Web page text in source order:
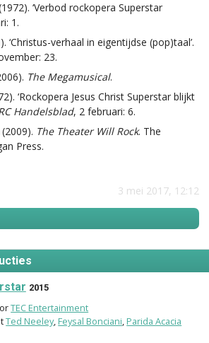
‘Verbod rockopera Superstar
1.
‘Christus-verhaal in eigentijdse (pop)taal’.
23.
The Megamusical.
‘Rockopera Jesus Christ Superstar blijkt
Handelsblad, 2 februari: 6.
The Theater Will Rock. The
Press.
3 mei 2017, 12:12
2015
TEC Entertainment
Ted Neeley,Feysal Bonciani,Parida Acacia